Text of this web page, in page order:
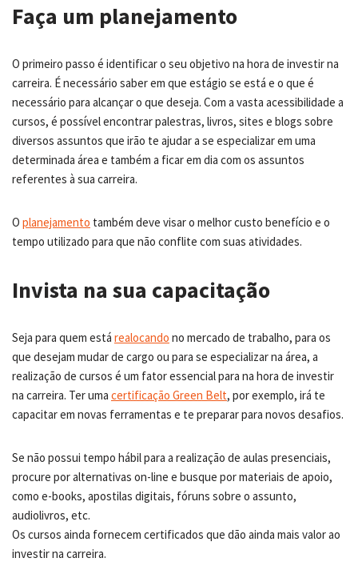
Faça um planejamento
O primeiro passo é identificar o seu objetivo na hora de investir na
carreira. É necessário saber em que estágio se está e o que é
necessário para alcançar o que deseja. Com a vasta acessibilidade a
cursos, é possível encontrar palestras, livros, sites e blogs sobre
diversos assuntos que irão te ajudar a se especializar em uma
determinada área e também a ficar em dia com os assuntos
referentes à sua carreira.
O planejamento também deve visar o melhor custo benefício e o
tempo utilizado para que não conflite com suas atividades.
Invista na sua capacitação
Seja para quem está realocando no mercado de trabalho, para os
que desejam mudar de cargo ou para se especializar na área, a
realização de cursos é um fator essencial para na hora de investir
na carreira. Ter uma certificação Green Belt, por exemplo, irá te
capacitar em novas ferramentas e te preparar para novos desafios.
Se não possui tempo hábil para a realização de aulas presenciais,
procure por alternativas on-line e busque por materiais de apoio,
como e-books, apostilas digitais, fóruns sobre o assunto,
audiolivros, etc.
Os cursos ainda fornecem certificados que dão ainda mais valor ao
investir na carreira.